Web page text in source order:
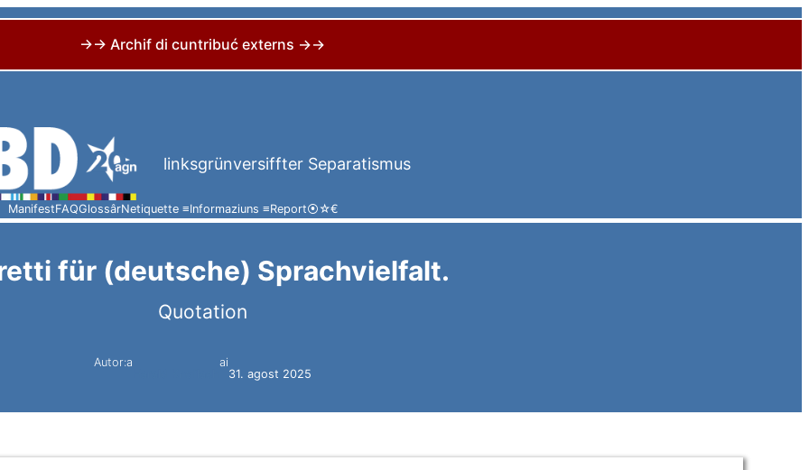
→→ Archif di cuntribuć externs →→
linksgrünversiffter Separatismus
ManifestFAQGlossârNetiquette ≡Informaziuns ≡Report⦿☆€
für (deutsche) Sprachvielfalt.
Quotation
Autor:a
ai
31. agost 2025